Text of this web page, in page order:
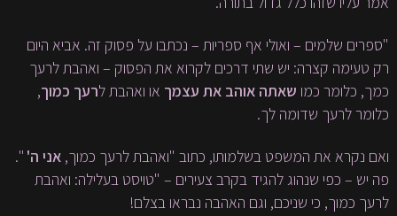
"ספרים שלמים – ואולי אף ספריות – נכתבו על פסוק זה. אביא היום
רק טעימה קצרה: יש שתי דרכים לקרוא את הפסוק – ואהבת לרעך
כמך, כלומר כמו שאתה אוהב את עצמך או ואהבת לרעך כמוך,
כלומר לרעך שדומה לך.
ואם נקרא את המשפט בשלמותו, כתוב "ואהבת לרעך כמוך, אני ה' ".
פה יש – כפי שנהוג להגיד בקרב צעירים – "טויסט בעלילה: ואהבת
לרעך כמוך, כי שניכם, וגם האהבה נבראו בצלם!